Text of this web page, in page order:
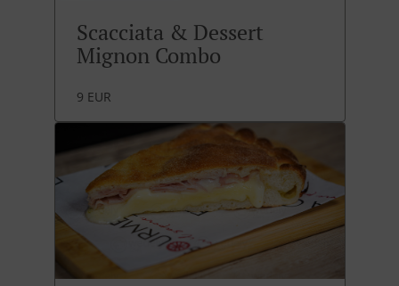
Scacciata & Dessert
Mignon Combo
9 EUR